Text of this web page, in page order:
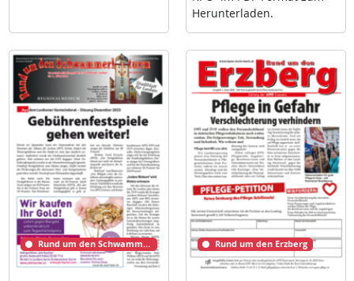
Her­un­ter­la­den.
Rund um den Schwammerlturm Rund um den Erzberg